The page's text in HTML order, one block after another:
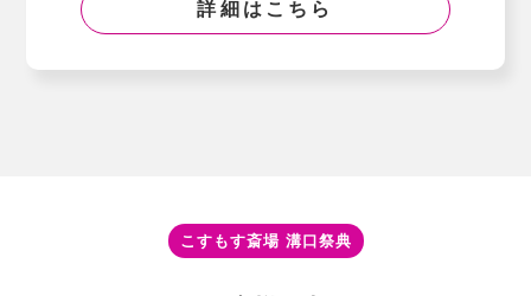
詳細はこちら
こすもす斎場 溝⼝祭典